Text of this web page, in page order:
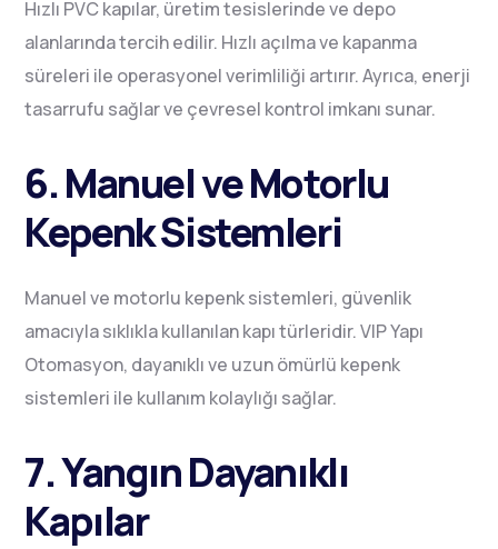
Hızlı PVC kapılar, üretim tesislerinde ve depo
alanlarında tercih edilir. Hızlı açılma ve kapanma
süreleri ile operasyonel verimliliği artırır. Ayrıca, enerji
tasarrufu sağlar ve çevresel kontrol imkanı sunar.
6. Manuel ve Motorlu
Kepenk Sistemleri
Manuel ve motorlu kepenk sistemleri, güvenlik
amacıyla sıklıkla kullanılan kapı türleridir. VIP Yapı
Otomasyon, dayanıklı ve uzun ömürlü kepenk
sistemleri ile kullanım kolaylığı sağlar.
7. Yangın Dayanıklı
Kapılar